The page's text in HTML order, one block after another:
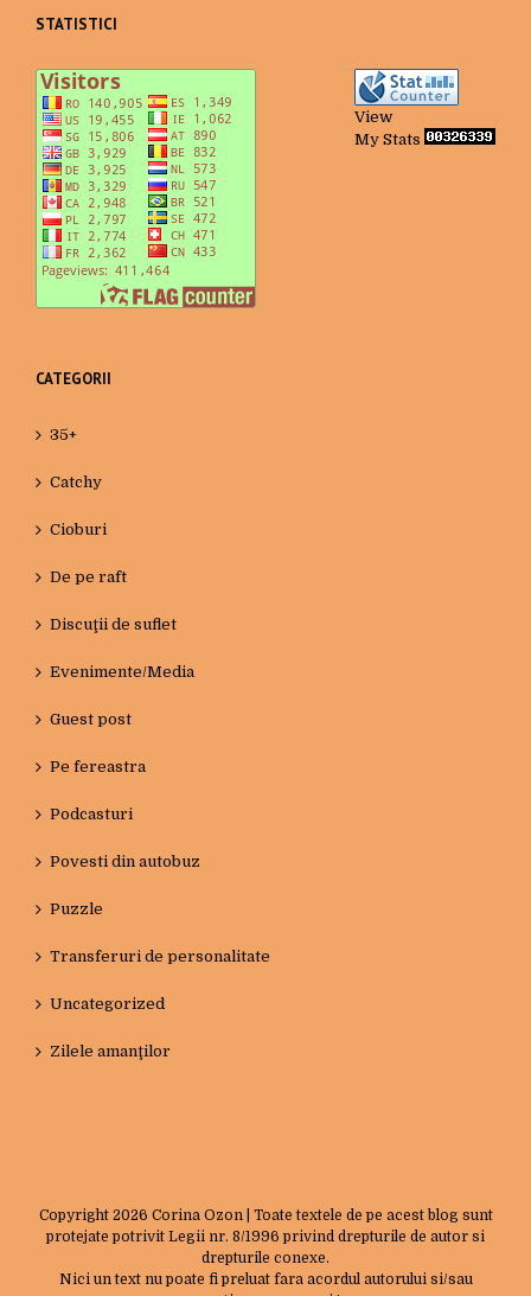
STATISTICI
View
My Stats
CATEGORII
35+
Catchy
Cioburi
De pe raft
Discuţii de suflet
Evenimente/Media
Guest post
Pe fereastra
Podcasturi
Povesti din autobuz
Puzzle
Transferuri de personalitate
Uncategorized
Zilele amanţilor
Copyright 2026 Corina Ozon | Toate textele de pe acest blog sunt
protejate potrivit Legii nr. 8/1996 privind drepturile de autor si
drepturile conexe.
Nici un text nu poate fi preluat fara acordul autorului si/sau